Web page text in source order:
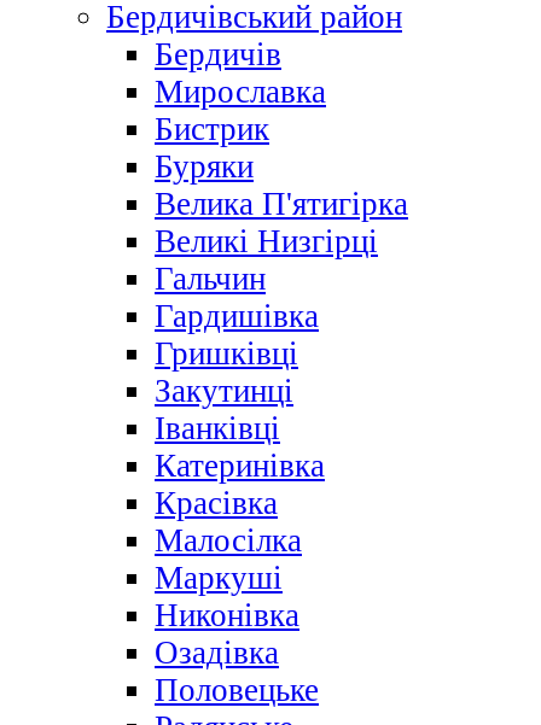
Бердичівський район
Бердичів
Мирославка
Бистрик
Буряки
Велика П'ятигірка
Великі Низгірці
Гальчин
Гардишівка
Гришківці
Закутинці
Іванківці
Катеринівка
Красівка
Малосілка
Маркуші
Никонівка
Озадівка
Половецьке